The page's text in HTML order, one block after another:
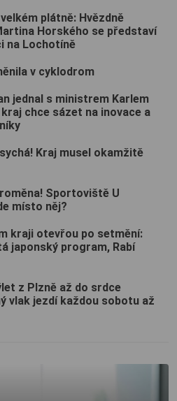
plátně: Hvězdně
Horského se představí
na Lochotíně
v cyklodrom
jednal s ministrem Karlem
chce sázet na inovace a
Kraj musel okamžitě
Sportoviště U
místo něj?
kraji otevřou po setmění:
japonský program, Rabí
z Plzně až do srdce
vlak jezdí každou sobotu až